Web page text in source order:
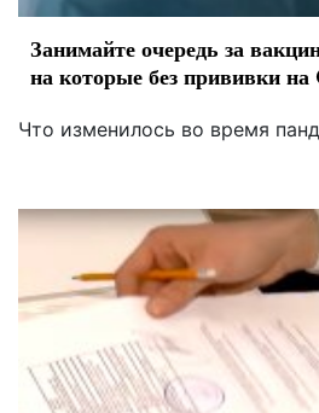
Занимайте очередь за
на которые без прививки на
Что изменилось во время